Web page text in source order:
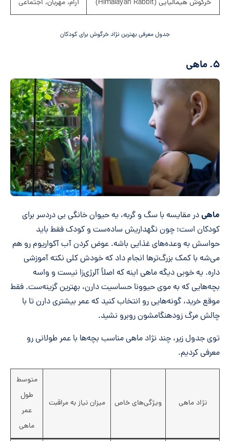
خرگوش هیمالیایی (Himalayan Rabbit) آرام، مهربان، اجتماعی
جدول معرفی بهترین نژاد خرگوش برای کودکان
۵. ماهی
ماهیدر مقایسه با سگ و گربه، یه حیوان خانگی بی دردسر برای
کودکان است؛ چون نگهداریش ساده‌ست و کودک فقط باید
حواسش به وعده‌های غذایی باشه. عوض کردن آب آکواریوم رو هم
می‌شه با کمک بزرگ‌ترها انجام داد که خودش کلی نکته آموزشی
داره. یه خوبی دیگه ماهی اینه که اصلاً آلرژی‌زا نیست و واسه
بچه‌هایی که به موی حیوونا حساسیت دارن، بهترین گزینه‌ست. فقط
موقع خرید، گونه‌هایی رو انتخاب کنید که عمر بیشتری دارن تا با
چالش مرگ زودهنگامشون روبرو نشید.
توی جدول زیر، چند نژاد ماهی مناسب بچه‌ها با عمر طولانی رو
معرفی کردیم.
نژاد ماهی ویژگی‌های خاص میزان نیاز به مراقبت
متوسط
طول
عمر
ماهی